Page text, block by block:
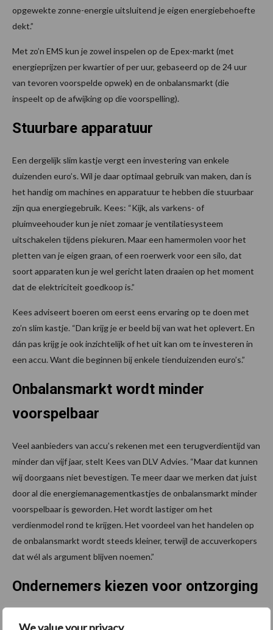
We value your privacy
opgewekte zonne-energie uitsluitend je eigen energiebehoefte
dekt.”
Met zo’n EMS kun je zowel inspelen op de Epex-markt (met
energieprijzen per kwartier of per uur, gebaseerd op de 24 uur
van tevoren voorspelde opwek) en de onbalansmarkt (die
inspeelt op de afwijking op die voorspelling).
Stuurbare apparatuur
Een dergelijk slim kastje vergt een investering van enkele
duizenden euro’s. Wil je daar optimaal gebruik van maken, dan is
het handig om machines en apparatuur te hebben die stuurbaar
zijn qua energiegebruik. Kees: “Kijk, als varkens- of
pluimveehouder kun je niet zomaar je ventilatiesysteem
uitschakelen tijdens piekuren. Maar een hamermolen voor het
pletten van je eigen graan, of een roerwerk voor een silo, dat
soort apparaten kun je wel gericht laten draaien op het moment
dat de elektriciteit goedkoop is.”
Kees adviseert boeren om eerst eens ervaring op te doen met
zo’n slim kastje. “Dan krijg je er beeld bij van wat het oplevert. En
dán pas krijg je ook inzichtelijk of het uit kan om te investeren in
een accu. Want die beginnen bij enkele tienduizenden euro’s.”
Onbalansmarkt wordt minder
voorspelbaar
Veel aanbieders van accu’s rekenen met een terugverdientijd van
minder dan vijf jaar, stelt Kees van DLV Advies. “Maar dat kunnen
wij doorgaans niet bevestigen. Te meer daar we merken dat juist
door al die energiemanagementkastjes de onbalansmarkt minder
voorspelbaar is geworden. Het wordt lastiger om het
verdienmodel rond te krijgen. Het voordeel van het handelen op
de onbalansmarkt wordt steeds kleiner, terwijl de accuverkopers
dat wél als argument blijven noemen.”
Ondernemers kiezen voor ontzorging